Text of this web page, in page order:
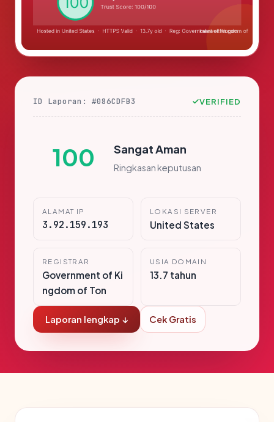
ID Laporan: #086CDFB3 VERIFIED
100 Sangat Aman
Ringkasan keputusan
ALAMAT IP
3.92.159.193
LOKASI SERVER
United States
REGISTRAR
Government of Ki
ngdom of Ton
USIA DOMAIN
13.7 tahun
Laporan lengkap ↓ Cek Gratis